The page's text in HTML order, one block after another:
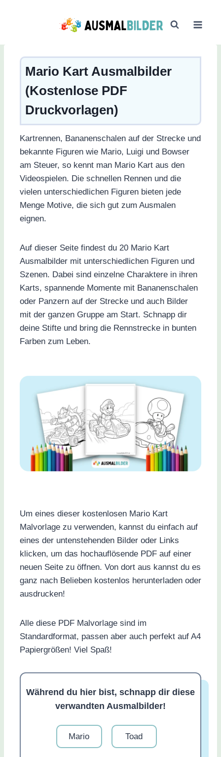
Mario Kart Ausmalbilder
(Kostenlose PDF
Druckvorlagen)
Kartrennen, Bananenschalen auf der Strecke und
bekannte Figuren wie Mario, Luigi und Bowser
am Steuer, so kennt man Mario Kart aus den
Videospielen. Die schnellen Rennen und die
vielen unterschiedlichen Figuren bieten jede
Menge Motive, die sich gut zum Ausmalen
eignen.
Auf dieser Seite findest du 20 Mario Kart
Ausmalbilder mit unterschiedlichen Figuren und
Szenen. Dabei sind einzelne Charaktere in ihren
Karts, spannende Momente mit Bananenschalen
oder Panzern auf der Strecke und auch Bilder
mit der ganzen Gruppe am Start. Schnapp dir
deine Stifte und bring die Rennstrecke in bunten
Farben zum Leben.
Um eines dieser kostenlosen Mario Kart
Malvorlage zu verwenden, kannst du einfach auf
eines der untenstehenden Bilder oder Links
klicken, um das hochauflösende PDF auf einer
neuen Seite zu öffnen. Von dort aus kannst du es
ganz nach Belieben kostenlos herunterladen oder
ausdrucken!
Alle diese PDF Malvorlage sind im
Standardformat, passen aber auch perfekt auf A4
Papiergrößen! Viel Spaß!
Während du hier bist, schnapp dir diese
verwandten Ausmalbilder!
Mario Toad